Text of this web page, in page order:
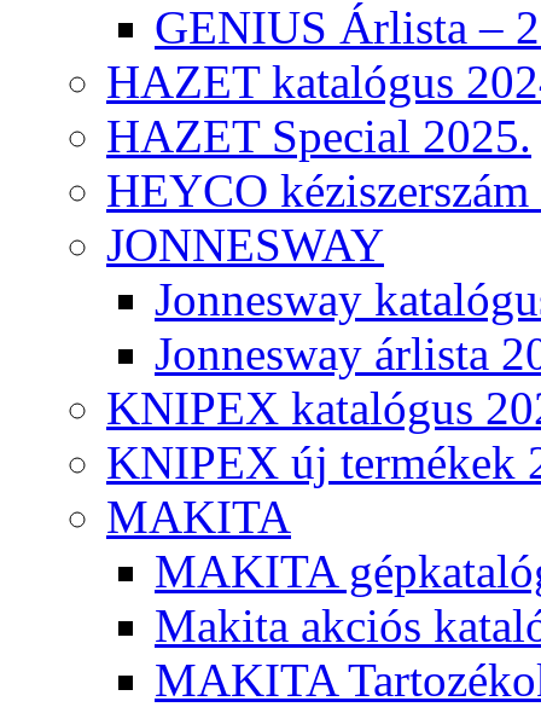
GENIUS Árlista –
HAZET katalógus
HAZET Special 2025.
HEYCO
JONNESWAY
Jonnesway
Jonnesway árlista
KNIPEX katalógus
KNIPEX új termékek
MAKITA
MAKITA
Makita akciós
MAKITA